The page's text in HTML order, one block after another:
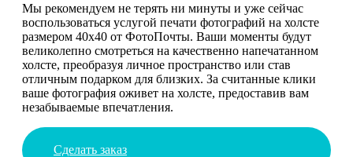
Мы рекомендуем не терять ни минуты и уже сейчас
воспользоваться услугой печати фотографий на холсте
размером 40х40 от ФотоПочты. Ваши моменты будут
великолепно смотреться на качественно напечатанном
холсте, преобразуя личное пространство или став
отличным подарком для близких. За считанные клики
ваше фотография оживет на холсте, предоставив вам
незабываемые впечатления.
Сделать заказ